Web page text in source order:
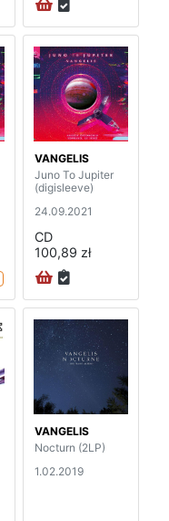
VANGELIS
Juno To Jupiter
(digisleeve)
24.09.2021
CD
100,89 zł
VANGELIS
Nocturn (2LP)
1.02.2019